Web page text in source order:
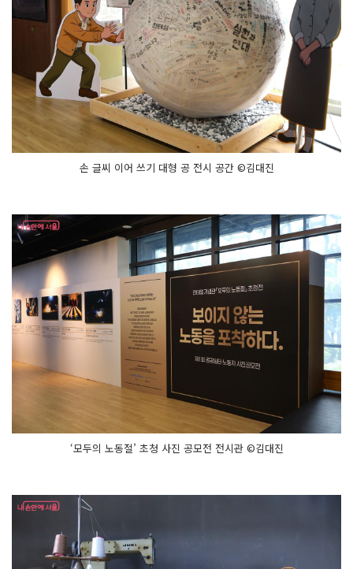
손 글씨 이어 쓰기 대형 공 전시 공간 ©김대진
‘모두의 노동절’ 초청 사진 공모전 전시관 ©김대진